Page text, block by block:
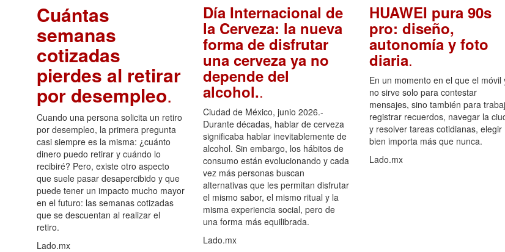
Cuántas
semanas
cotizadas
pierdes al retirar
por desempleo.
Cuando una persona solicita un retiro
por desempleo, la primera pregunta
casi siempre es la misma: ¿cuánto
dinero puedo retirar y cuándo lo
recibiré? Pero, existe otro aspecto
que suele pasar desapercibido y que
puede tener un impacto mucho mayor
en el futuro: las semanas cotizadas
que se descuentan al realizar el
retiro.
Lado.mx
Día Internacional de
la Cerveza: la nueva
forma de disfrutar
una cerveza ya no
depende del
alcohol..
Ciudad de México, junio 2026.-
Durante décadas, hablar de cerveza
significaba hablar inevitablemente de
alcohol. Sin embargo, los hábitos de
consumo están evolucionando y cada
vez más personas buscan
alternativas que les permitan disfrutar
el mismo sabor, el mismo ritual y la
misma experiencia social, pero de
una forma más equilibrada.
Lado.mx
HUAWEI pura 90s
pro: diseño,
autonomía y foto
diaria.
En un momento en el que el móvil
no sirve solo para contestar
mensajes, sino también para
registrar recuerdos, navegar la
y resolver tareas cotidianas, elegir
bien importa más que nunca.
Lado.mx